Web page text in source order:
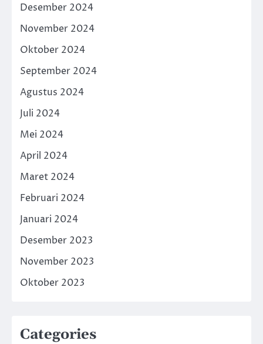
Desember 2024
November 2024
Oktober 2024
September 2024
Agustus 2024
Juli 2024
Mei 2024
April 2024
Maret 2024
Februari 2024
Januari 2024
Desember 2023
November 2023
Oktober 2023
Categories